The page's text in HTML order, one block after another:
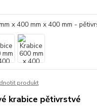
produkt
krabice pětivrstvé